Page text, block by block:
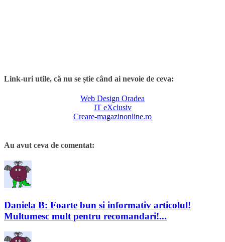
Link-uri utile, că nu se știe când ai nevoie de ceva:
Web Design Oradea
IT eXclusiv
Creare-magazinonline.ro
Au avut ceva de comentat:
Daniela B: Foarte bun si informativ articolul!
Multumesc mult pentru recomandari!...